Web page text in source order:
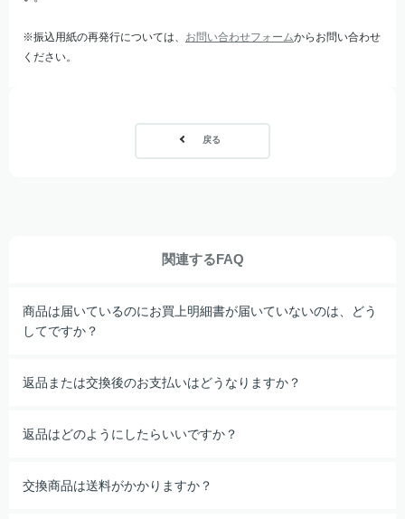
※振込用紙の再発行については、 お問い合わせフォームからお問い合わせ
ください。
戻る
関連するFAQ
商品は届いているのにお買上明細書が届いていないのは、どう
してですか？
返品または交換後のお支払いはどうなりますか？
返品はどのようにしたらいいですか？
交換商品は送料がかかりますか？